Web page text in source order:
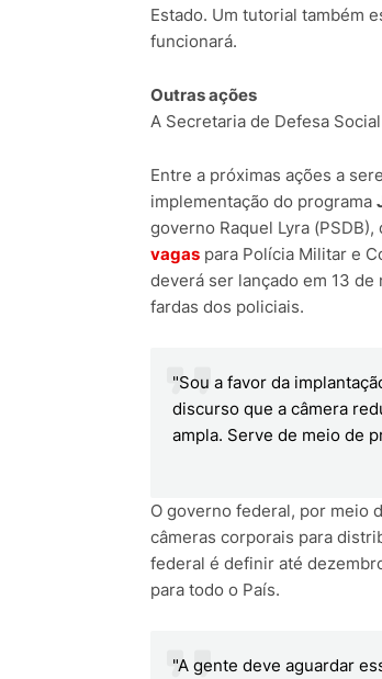
Estado. Um tutorial também
funcionará.
Outras ações
A Secretaria de Defesa
Entre a próximas ações a
implementação do programa
governo Raquel Lyra (PSDB),
vagas para Polícia Militar e
deverá ser lançado em 13 de
fardas dos policiais.
"Sou a favor da
discurso que a câmera
ampla. Serve de meio de
O governo federal, por meio
câmeras corporais para
federal é definir até
para todo o País.
"A gente deve aguardar